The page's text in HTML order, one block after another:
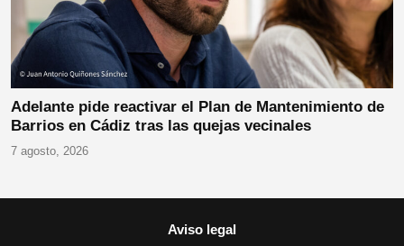
Adelante pide reactivar el Plan de Mantenimiento de
Barrios en Cádiz tras las quejas vecinales
7 agosto, 2026
Aviso legal